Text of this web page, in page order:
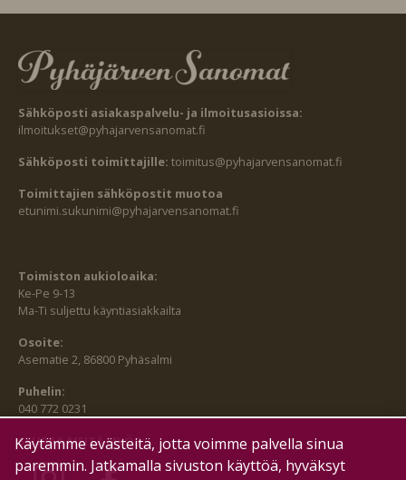
Sähköposti asiakaspalvelu- ja ilmoitusasioissa:
ilmoitukset@pyhajarvensanomat.fi
Sähköposti toimittajille: toimitus@pyhajarvensanomat.fi
Toimittajien sähköpostit muotoa
etunimi.sukunimi@pyhajarvensanomat.fi
Toimiston aukioloaika:
Ke-Pe 9-13
Ma-Ti suljettu käyntiasiakkailta
Osoite:
Asematie 2, 86800 Pyhäsalmi
Puhelin:
040 772 0231
SEURAA MEITÄ MYÖS:
Käytämme evästeitä, jotta voimme palvella sinua
paremmin. Jatkamalla sivuston käyttöä, hyväksyt